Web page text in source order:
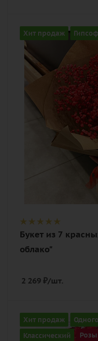
Хит продаж
Количество
7
Цвет
алый, красный
гипсофилы,
упаковка
Букет из 7
облако"
2 269 ₽/шт.
Хит продаж
Классический
Розы
Количество
51